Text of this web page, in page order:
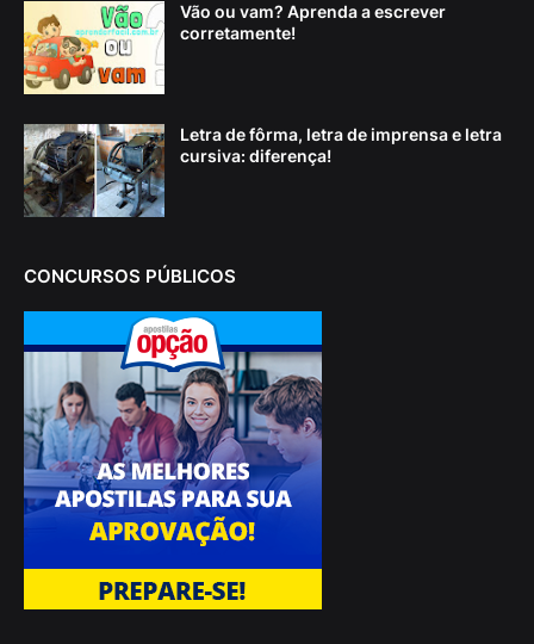
Vão ou vam? Aprenda a escrever
corretamente!
Letra de fôrma, letra de imprensa e letra
cursiva: diferença!
CONCURSOS PÚBLICOS